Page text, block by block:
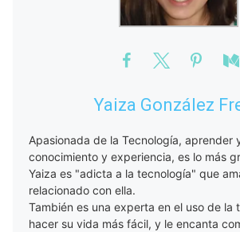
Yaiza González
Apasionada de la Tecnología, aprender
conocimiento y experiencia, es lo más
Yaiza es "adicta a la tecnología" que
relacionado con ella.
También es una experta en el uso de la
hacer su vida más fácil, y le encanta